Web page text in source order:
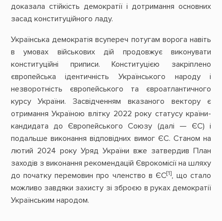
доказала стійкість демократії і дотримання основних
засад конституційного ладу.
Українська демократія всупереч потугам ворога навіть
в умовах військових дій продовжує виконувати
конституційні приписи. Конституцією закріплено
європейська ідентичність Українського народу і
незворотність європейського та євроатлантичного
курсу України. Засвідченням вказаного вектору є
отримання Україною влітку 2022 року статусу країни-
кандидата до Європейського Союзу (далі — ЄС) і
подальше виконання відповідних вимог ЄС. Станом на
лютий 2024 року Уряд України вже затвердив План
заходів з виконання рекомендацій Єврокомісії на шляху
до початку перемовин про членство в ЄС[1], що стало
можливо завдяки захисту зі зброєю в руках демократії
Українським народом.